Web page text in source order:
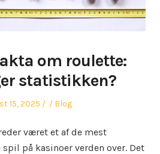
om roulette:
statistikken?
15, 2025 Author
Posted
Blog
været et af de mest
på kasinoer verden over. Det